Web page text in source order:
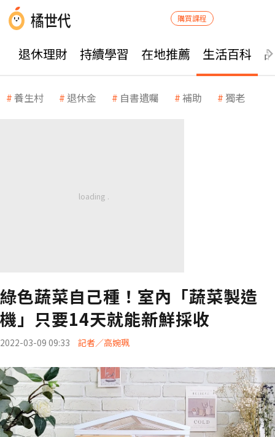
購買課程
退休理財 持續學習 在地推薦 生活百科
養生村 退休金 自書遺囑 補助 獨老
綠色蔬菜自己種！室內「蔬菜製造
機」只要14天就能新鮮採收
2022-03-09 09:33 記者／高婉珮